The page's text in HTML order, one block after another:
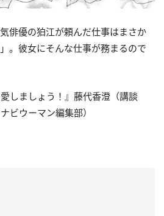
俳優の狛江が頼んだ仕事はまさか
。彼女にそんな仕事が務まるので
しましょう！』藤代香澄（講談
ビウーマン編集部）